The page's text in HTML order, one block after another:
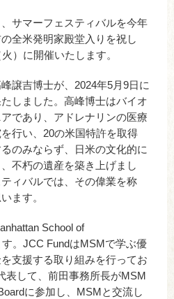
サマーフェスティバルを今年
全米発明家殿堂入りを祝し
）に開催いたします。
譲吉博士が、2024年5月9日に
しました。高峰博士はバイオ
であり、アドレナリンの医療
行い、20の米国特許を取得
のみならず、日米の文化的に
不朽の遺産を築き上げまし
ィバルでは、その偉業を称
ます。
School of
。JCC FundはMSMで学ぶ優
支援する取り組みを行ってお
表して、前田事務所長がMSM
に参加し、MSMと交流し